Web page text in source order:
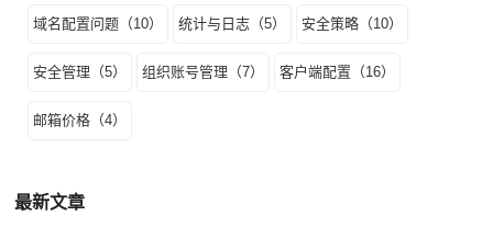
域名配置问题（10） 统计与日志（5） 安全策略（10）
安全管理（5） 组织账号管理（7） 客户端配置（16）
邮箱价格（4）
最新文章